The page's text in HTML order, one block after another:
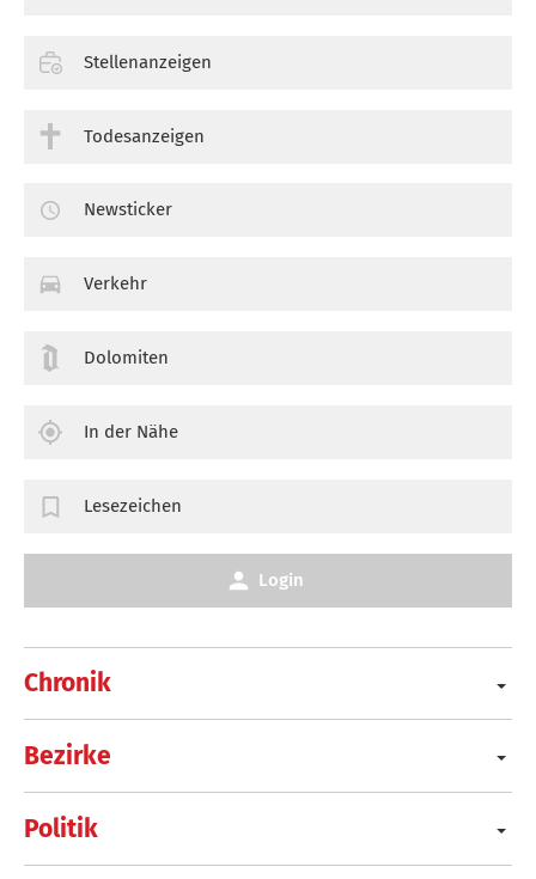
Chronik
Bezirke
Politik
Stellenanzeigen
Todesanzeigen
Newsticker
Verkehr
Dolomiten
In der Nähe
Lesezeichen
Login